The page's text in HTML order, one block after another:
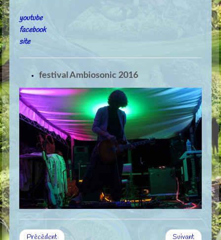
youtube
facebook
site
festival Ambiosonic 2016
Précédent Suivant